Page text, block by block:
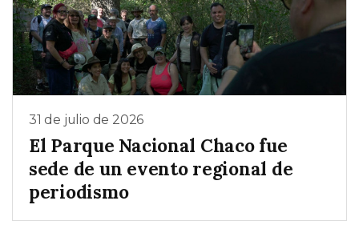
31 de julio de 2026
El Parque Nacional Chaco fue
sede de un evento regional de
periodismo